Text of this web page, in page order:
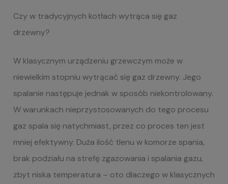
Czy w tradycyjnych kotłach wytrąca się gaz
drzewny?
W klasycznym urządzeniu grzewczym może w
niewielkim stopniu wytrącać się gaz drzewny. Jego
spalanie następuje jednak w sposób niekontrolowany.
W warunkach nieprzystosowanych do tego procesu
gaz spala się natychmiast, przez co proces ten jest
mniej efektywny. Duża ilość tlenu w komorze spania,
brak podziału na strefę zgazowania i spalania gazu,
zbyt niska temperatura – oto dlaczego w klasycznych